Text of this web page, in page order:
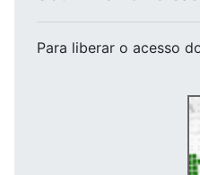
Para liberar o acesso